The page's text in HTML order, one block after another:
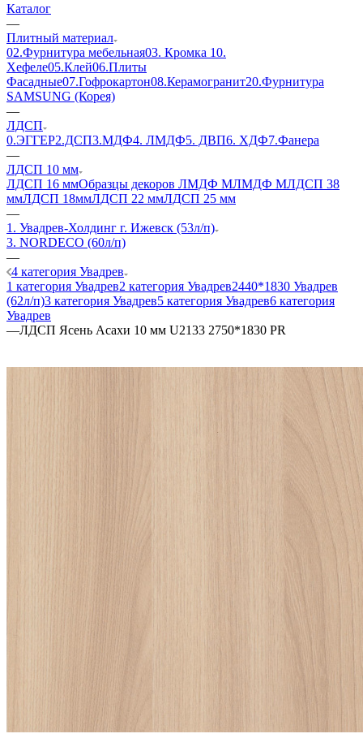
Каталог
—
Плитный материал
02.Фурнитура мебельная03. Кромка 10.
Хефеле05.Клей06.Плиты
Фасадные07.Гофрокартон08.Керамогранит20.Фурнитура
SAMSUNG (Корея)
—
ЛДСП
0.ЭГГЕР2.ДСП3.МДФ4. ЛМДФ5. ДВП6. ХДФ7.Фанера
—
ЛДСП 10 мм
ЛДСП 16 ммОбразцы декоров ЛМДФ МЛМДФ МЛДСП 38
ммЛДСП 18ммЛДСП 22 ммЛДСП 25 мм
—
1. Увадрев-Холдинг г. Ижевск (53л/п)
3. NORDECO (60л/п)
—
4 категория Увадрев
1 категория Увадрев2 категория Увадрев2440*1830 Увадрев
(62л/п)3 категория Увадрев5 категория Увадрев6 категория
Увадрев
—ЛДСП Ясень Асахи 10 мм U2133 2750*1830 PR